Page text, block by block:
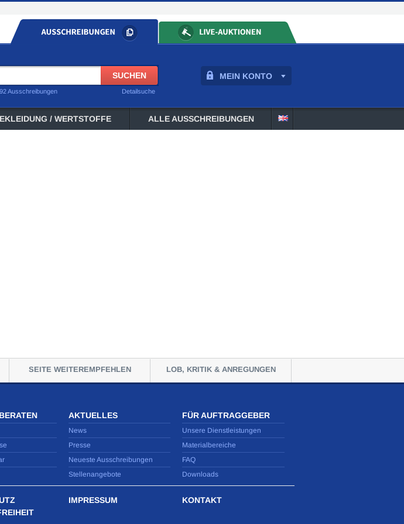
MEIN KONTO
Detailsuche
Ausschreibungen
/ WERTSTOFFE ALLE AUSSCHREIBUNGEN
SEITE WEITEREMPFEHLEN LOB, KRITIK & ANREGUNGEN
AKTUELLES
News
Presse
Neueste Ausschreibungen
Stellenangebote
FÜR AUFTRAGGEBER
Unsere Dienstleistungen
Materialbereiche
FAQ
Downloads
IMPRESSUM KONTAKT